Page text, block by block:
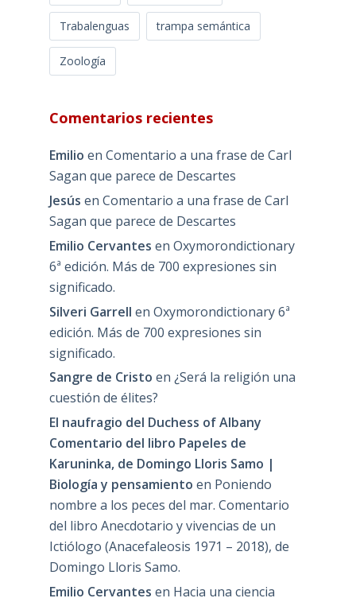
Trabalenguas trampa semántica
Zoología
Comentarios recientes
Emilio en Comentario a una frase de Carl
Sagan que parece de Descartes
Jesús en Comentario a una frase de Carl
Sagan que parece de Descartes
Emilio Cervantes en Oxymorondictionary
6ª edición. Más de 700 expresiones sin
significado.
Silveri Garrell en Oxymorondictionary 6ª
edición. Más de 700 expresiones sin
significado.
Sangre de Cristo en ¿Será la religión una
cuestión de élites?
El naufragio del Duchess of Albany
Comentario del libro Papeles de
Karuninka, de Domingo Lloris Samo |
Biología y pensamiento en Poniendo
nombre a los peces del mar. Comentario
del libro Anecdotario y vivencias de un
Ictiólogo (Anacefaleosis 1971 – 2018), de
Domingo Lloris Samo.
Emilio Cervantes en Hacia una ciencia